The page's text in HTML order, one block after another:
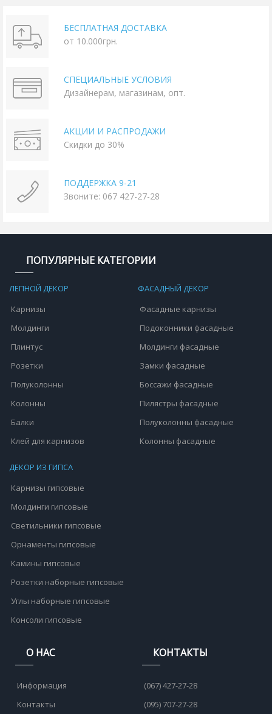
БЕСПЛАТНАЯ ДОСТАВКА
от 10.000грн.
СПЕЦИАЛЬНЫЕ УСЛОВИЯ
Дизайнерам, магазинам, опт.
АКЦИИ И РАСПРОДАЖИ
Скидки до 30%
ПОДДЕРЖКА 9-21
Звоните: 067 427-27-28
ПОПУЛЯРНЫЕ КАТЕГОРИИ
ЛЕПНОЙ ДЕКОР
Карнизы
Молдинги
Плинтус
Розетки
Полуколонны
Колонны
Балки
Клей для карнизов
ФАСАДНЫЙ ДЕКОР
Фасадные карнизы
Подоконники фасадные
Молдинги фасадные
Замки фасадные
Боссажи фасадные
Пилястры фасадные
Полуколонны фасадные
Колонны фасадные
ДЕКОР ИЗ ГИПСА
Карнизы гипсовые
Молдинги гипсовые
Светильники гипсовые
Орнаменты гипсовые
Камины гипсовые
Розетки наборные гипсовые
Углы наборные гипсовые
Консоли гипсовые
О НАС
Информация
Контакты
КОНТАКТЫ
(067) 427-27-28
(095) 707-27-28